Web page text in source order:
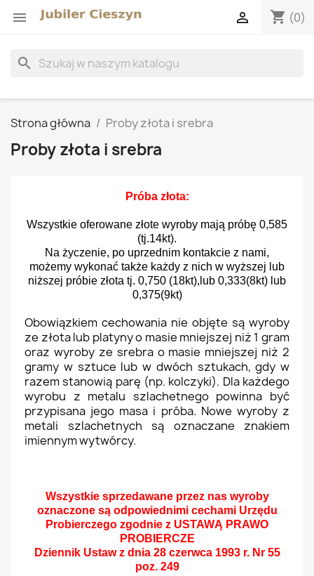
 shopping_cart (0)

search
Strona główna Proby złota i srebra
Proby złota i srebra
Próba złota:
Wszystkie oferowane złote wyroby mają próbę 0,585
(tj.14kt).
Na życzenie, po uprzednim kontakcie z nami,
możemy wykonać także każdy z nich w wyższej lub
niższej próbie złota tj. 0,750 (18kt),lub 0,333(8kt) lub
0,375(9kt)
Obowiązkiem cechowania nie objęte są wyroby
ze złota lub platyny o masie mniejszej niż 1 gram
oraz wyroby ze srebra o masie mniejszej niż 2
gramy w sztuce lub w dwóch sztukach, gdy w
razem stanowią parę (np. kolczyki). Dla każdego
wyrobu z metalu szlachetnego powinna być
przypisana jego masa i próba. Nowe wyroby z
metali szlachetnych są oznaczane znakiem
imiennym wytwórcy.
Wszystkie sprzedawane przez nas wyroby
oznaczone są odpowiednimi cechami Urzędu
Probierczego zgodnie z USTAWĄ PRAWO
PROBIERCZE
Dziennik Ustaw z dnia 28 czerwca 1993 r. Nr 55
poz. 249